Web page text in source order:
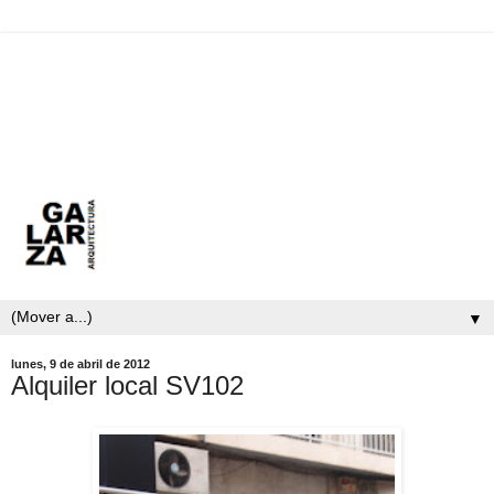
▼
lunes, 9 de abril de 2012
Alquiler local SV102